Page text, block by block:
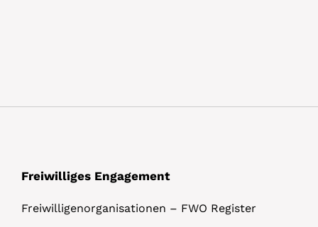
Freiwilliges Engagement
Freiwilligenorganisationen – FWO Register